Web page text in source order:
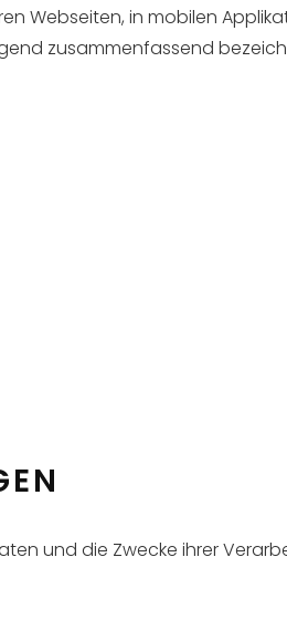
Webseiten, in mobilen
zusammenfassend
und die Zwecke ihrer